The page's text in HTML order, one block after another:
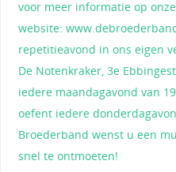
voor meer informatie op onze
website:
repetitieavond in ons eigen
De Notenkraker, 3e
iedere maandagavond van
oefent iedere
Broederband wenst u een
snel te ontmoeten!